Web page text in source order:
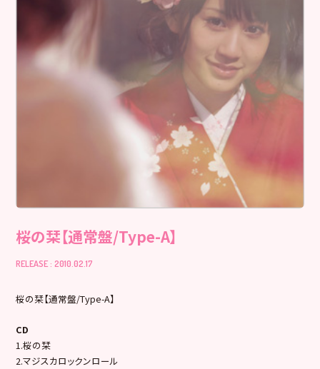
桜の栞【通常盤/Type-A】
RELEASE : 2010.02.17
桜の栞【通常盤/Type-A】
CD
1.桜の栞
2.マジスカロックンロール